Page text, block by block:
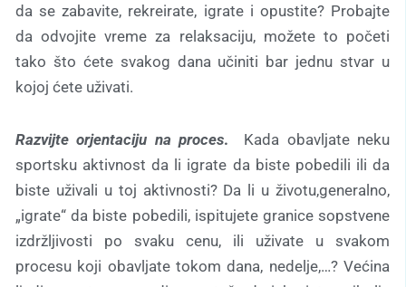
da se zabavite, rekreirate, igrate i opustite? Probajte
da odvojite vreme za relaksaciju, možete to početi
tako što ćete svakog dana učiniti bar jednu stvar u
kojoj ćete uživati.
Razvijte orjentaciju na proces.
Kada obavljate neku
sportsku aktivnost da li igrate da biste pobedili ili da
biste uživali u toj aktivnosti? Da li u životu,generalno,
„igrate“ da biste pobedili, ispitujete granice sopstvene
izdržljivosti po svaku cenu, ili uživate u svakom
procesu koji obavljate tokom dana, nedelje,…? Većina